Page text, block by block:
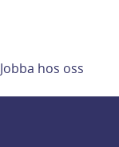
Jobba hos oss